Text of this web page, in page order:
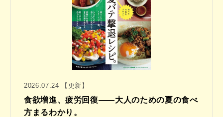
2026.07.24 【更新】
食欲増進、疲労回復——大人のための夏の食べ
方まるわかり。